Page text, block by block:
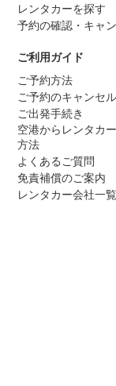
レンタカーを探す
予約の確認・キャ
ご利用ガイド
ご予約方法
ご予約のキャンセ
ご出発手続き
空港からレンタカ
方法
よくあるご質問
免責補償のご案内
レンタカー会社一覧